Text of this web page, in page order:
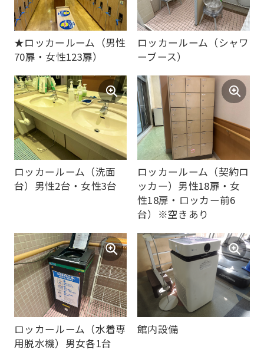
★ロッカールーム（男性
70扉・女性123扉）
ロッカールーム（シャワ
ーブース）
ロッカールーム（洗面
台）男性2台・女性3台
ロッカールーム（契約ロ
ッカー）男性18扉・女
性18扉・ロッカー前6
台）※空きあり
ロッカールーム（水着専
用脱水機）男女各1台
館内設備